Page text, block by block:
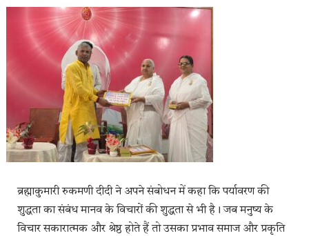
ब्रह्माकुमारी रुकमणी दीदी ने अपने संबोधन में कहा कि पर्यावरण की
शुद्धता का संबंध मानव के विचारों की शुद्धता से भी है। जब मनुष्य के
विचार सकारात्मक और श्रेष्ठ होते हैं तो उसका प्रभाव समाज और प्रकृति